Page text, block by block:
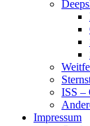
ISS –
Impressum